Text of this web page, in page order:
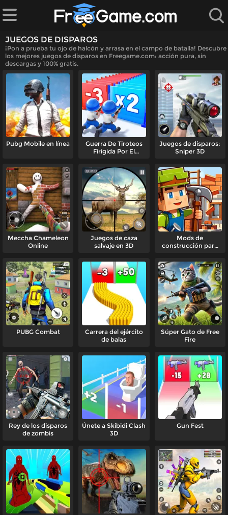
JUEGOS DE DISPAROS
¡Pon a prueba tu ojo de halcón y arrasa en el campo de batalla! Descubre
los mejores juegos de disparos en Freegame.com: acción pura, sin
descargas y 100% gratis.
Pubg Mobile en línea
Guerra De Tiroteos
Firigida Por El
Juegos de disparos:
Sniper 3D
Meccha Chameleon
Online
Juegos de caza
salvaje en 3D
Mods de
construcción para
PUBG Combat
Carrera del ejército
de balas
Súper Gato de Free
Fire
Rey de los disparos
de zombis
Únete a Skibidi Clash
3D
Gun Fest